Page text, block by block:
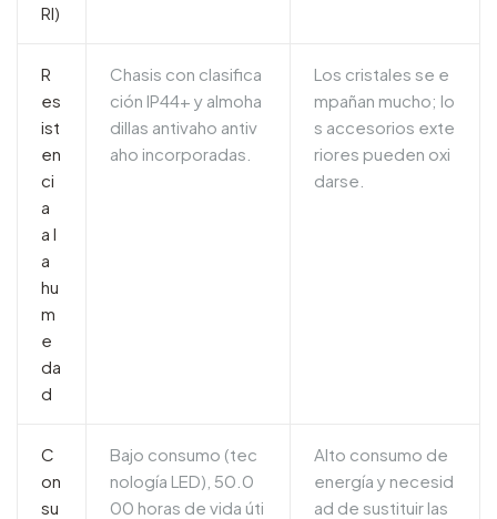
RI)
R
es
ist
en
ci
a
a l
a
hu
m
e
da
d
Chasis con clasifica
ción IP44+ y almoha
dillas antivaho antiv
aho incorporadas.
Los cristales se e
mpañan mucho; lo
s accesorios exte
riores pueden oxi
darse.
C
on
su
Bajo consumo (tec
nología LED), 50.0
00 horas de vida úti
Alto consumo de
energía y necesid
ad de sustituir las